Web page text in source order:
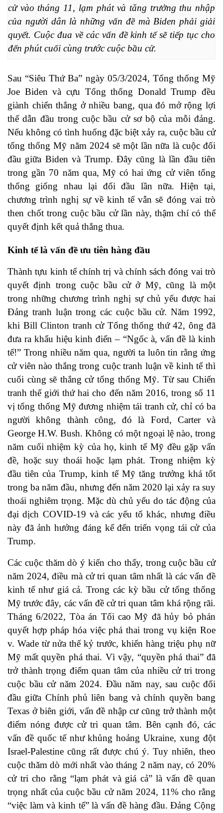
cử vào tháng 11, lạm phát và tăng trưởng thu nhập
của người dân là những vấn đề mà Biden phải giải
quyết. Cuộc đua về các vấn đề kinh tế sẽ tiếp tục cho
đến phút cuối cùng trước cuộc bầu cử.
Sau “Siêu Thứ Ba” ngày 05/3/2024, Tổng thống Mỹ
Joe Biden và cựu Tổng thống Donald Trump đều
giành chiến thắng ở nhiều bang, qua đó mở rộng lợi
thế dẫn đầu trong cuộc bầu cử sơ bộ của mỗi đảng.
Nếu không có tình huống đặc biệt xảy ra, cuộc bầu cử
tổng thống Mỹ năm 2024 sẽ một lần nữa là cuộc đối
đầu giữa Biden và Trump. Đây cũng là lần đầu tiên
trong gần 70 năm qua, Mỹ có hai ứng cử viên tổng
thống giống nhau lại đối đầu lần nữa. Hiện tại,
chương trình nghị sự về kinh tế vẫn sẽ đóng vai trò
then chốt trong cuộc bầu cử lần này, thậm chí có thể
quyết định kết quả thắng thua.
Kinh tế là vấn đề ưu tiên hàng đầu
Thành tựu kinh tế chính trị và chính sách đóng vai trò
quyết định trong cuộc bầu cử ở Mỹ, cũng là một
trong những chương trình nghị sự chủ yếu được hai
Đảng tranh luận trong các cuộc bầu cử. Năm 1992,
khi Bill Clinton tranh cử Tổng thống thứ 42, ông đã
đưa ra khẩu hiệu kinh điển – “Ngốc à, vấn đề là kinh
tế!” Trong nhiều năm qua, người ta luôn tin rằng ứng
cử viên nào thắng trong cuộc tranh luận về kinh tế thì
cuối cùng sẽ thắng cử tổng thống Mỹ. Từ sau Chiến
tranh thế giới thứ hai cho đến năm 2016, trong số 11
vị tổng thống Mỹ đương nhiệm tái tranh cử, chỉ có ba
người không thành công, đó là Ford, Carter và
George H.W. Bush. Không có một ngoại lệ nào, trong
năm cuối nhiệm kỳ của họ, kinh tế Mỹ đều gặp vấn
đề, hoặc suy thoái hoặc lạm phát. Trong nhiệm kỳ
đầu tiên của Trump, kinh tế Mỹ tăng trưởng khá tốt
trong ba năm đầu, nhưng đến năm 2020 lại xảy ra suy
thoái nghiêm trọng. Mặc dù chủ yếu do tác động của
đại dịch COVID-19 và các yếu tố khác, nhưng điều
này đã ảnh hưởng đáng kể đến triển vọng tái cử của
Trump.
Các cuộc thăm dò ý kiến cho thấy, trong cuộc bầu cử
năm 2024, điều mà cử tri quan tâm nhất là các vấn đề
kinh tế như giá cả. Trong các kỳ bầu cử tổng thống
Mỹ trước đây, các vấn đề cử tri quan tâm khá rộng rãi.
Tháng 6/2022, Tòa án Tối cao Mỹ đã hủy bỏ phán
quyết hợp pháp hóa việc phá thai trong vụ kiện Roe
v. Wade từ nửa thế kỷ trước, khiến hàng triệu phụ nữ
Mỹ mất quyền phá thai. Vì vậy, “quyền phá thai” đã
trở thành trọng điểm quan tâm của nhiều cử tri trong
cuộc bầu cử năm 2024. Đầu năm nay, sau cuộc đối
đầu giữa Chính phủ liên bang và chính quyền bang
Texas ở biên giới, vấn đề nhập cư cũng trở thành một
điểm nóng được cử tri quan tâm. Bên cạnh đó, các
vấn đề quốc tế như khủng hoảng Ukraine, xung đột
Israel-Palestine cũng rất được chú ý. Tuy nhiên, theo
cuộc thăm dò mới nhất vào tháng 2 năm nay, có 20%
cử tri cho rằng “lạm phát và giá cả” là vấn đề quan
trọng nhất của cuộc bầu cử năm 2024, 11% cho rằng
“việc làm và kinh tế” là vấn đề hàng đầu. Đảng Cộng